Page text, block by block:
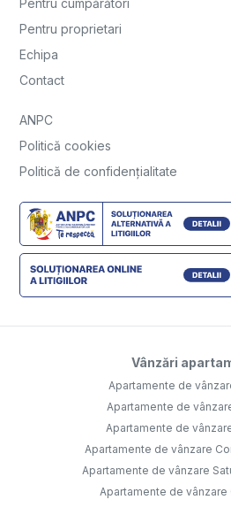
Pentru cumpărători
Pentru proprietari
Echipa
Contact
ANPC
Politică cookies
Politică de confidențialitate
Vânzări
Apartamente de
Apartamente de
Apartamente de
Apartamente de vânzare
Apartamente de vânzare
Apartamente de vânzare